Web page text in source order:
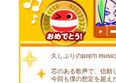
久しぶりのpop'n music
芯のある歌声で、信頼
今回も僕の想定を超え